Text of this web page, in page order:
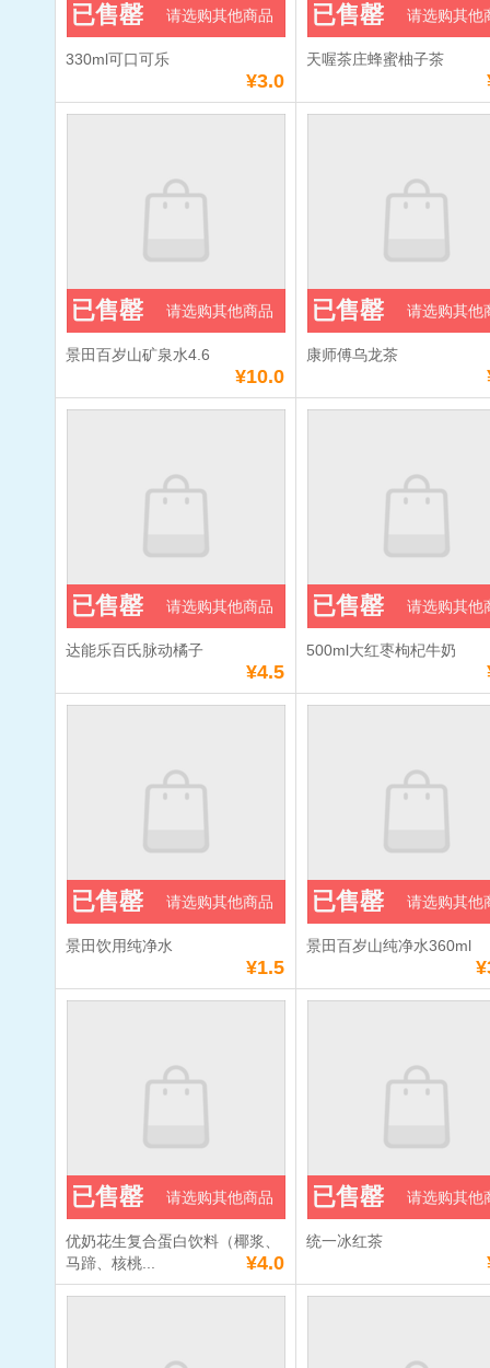
330ml可口可乐
¥3.0
已售罄 请选购其他商品
天喔茶庄蜂蜜柚子茶
已售罄 请选购其他
景田百岁山矿泉水4.6
¥10.0
已售罄 请选购其他商品
康师傅乌龙茶
已售罄 请选购其他
达能乐百氏脉动橘子
¥4.5
已售罄 请选购其他商品
500ml大红枣枸杞牛奶
已售罄 请选购其他
景田饮用纯净水
¥1.5
已售罄 请选购其他商品
景田百岁山纯净水360ml
已售罄 请选购其他
优奶花生复合蛋白饮料（椰浆、
马蹄、核桃...
¥4.0
已售罄 请选购其他商品
统一冰红茶
已售罄 请选购其他